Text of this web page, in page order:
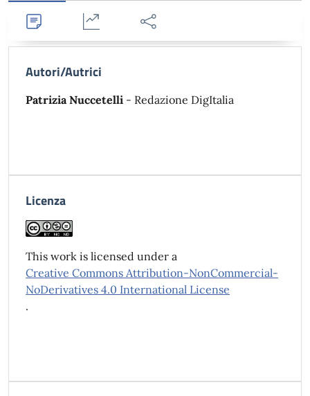
Dettagli Statistiche Condividi
Autori/Autrici
Patrizia Nuccetelli - Redazione DigItalia
Licenza
This work is licensed under a
Creative Commons Attribution-NonCommercial-
NoDerivatives 4.0 International License
.